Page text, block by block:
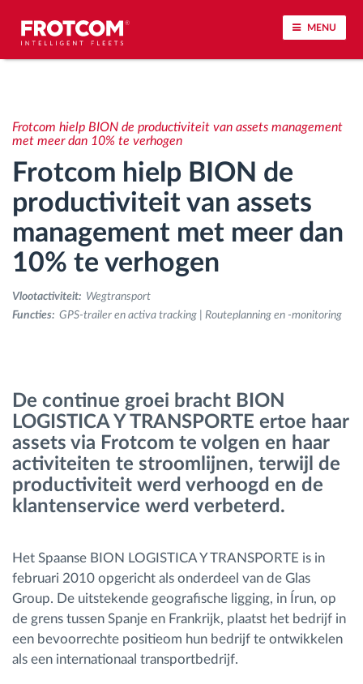
MENU
Rijgedrag analyse
Controle van rijtijden
Personeelsbeheer
Downloaden van tachograaf op afstand
Toegangsbeheer
Routeplanning en -monitoring
Automatische bestuurdersidentificatie
Ontdek alle functies
Hoe we de noden van elke vlootactiviteit
oplossen
Besparingscalculator
Frotcom hielp BION de productiviteit van assets management
met meer dan 10% te verhogen
Frotcom hielp BION de
productiviteit van assets
management met meer dan
10% te verhogen
Vlootactiviteit: Wegtransport
Functies: GPS-trailer en activa tracking | Routeplanning en -monitoring
De continue groei bracht BION
LOGISTICA Y TRANSPORTE ertoe haar
assets via Frotcom te volgen en haar
activiteiten te stroomlijnen, terwijl de
productiviteit werd verhoogd en de
klantenservice werd verbeterd.
Het Spaanse BION LOGISTICA Y TRANSPORTE is in
februari 2010 opgericht als onderdeel van de Glas
Group. De uitstekende geografische ligging, in Írun, op
de grens tussen Spanje en Frankrijk, plaatst het bedrijf in
een bevoorrechte positieom hun bedrijf te ontwikkelen
als een internationaal transportbedrijf.